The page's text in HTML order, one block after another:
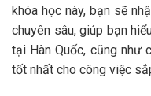
khóa học này, bạn sẽ
chuyên sâu, giúp bạn
tại Hàn Quốc, cũng như
tốt nhất cho công việc